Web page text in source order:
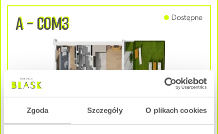
Zgoda Szczegóły O plikach cookies
A - C0M3 Dostępne